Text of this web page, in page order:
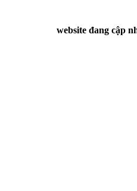
website đang cập